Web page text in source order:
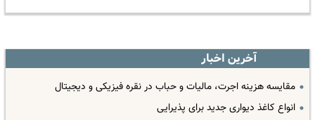
آخرین اخبار
مقایسه هزینه اجرت، مالیات و حباب در نقره فیزیکی و دیجیتال
انواع کاغذ دیواری جدید برای پذیرایی